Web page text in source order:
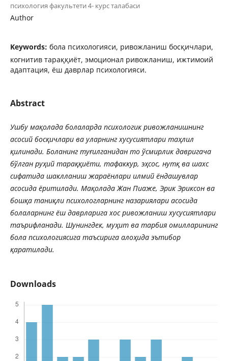
психология факультети 4- курс талабаси
Author
Keywords: бола психологияси, ривожланиш босқичлари,
когнитив тараққиёт, эмоционал ривожланиш, ижтимоий
адаптация, ёш даврлар психологияси.
Abstract
Ушбу мақолада болаларда психологик ривожланишнинг
асосий босқичлари ва уларнинг хусусиятлари таҳлил
қилинади. Боланинг туғилганидан то ўсмирлик давригача
бўлган руҳий тараққиёти, тафаккур, эҳсос, нутқ ва шахс
сифатида шаклланиш жараёнлари илмий ёндашувлар
асосида ёритилади. Мақолада Жан Пиаже, Эрик Эриксон ва
бошқа таниқли психологларнингназариялари асосида
болаларнинг ёш даврларига хос ривожланиш хусусиятлари
таърифланади. Шунингдек, муҳит ва тарбия омилларининг
бола психологиясига таъсирига алоҳида эътибор
қаратилади.
Downloads